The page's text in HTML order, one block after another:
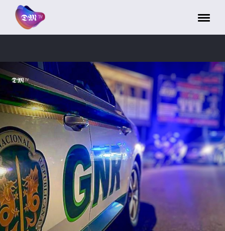
Painel de Gerenciamento de Cookies